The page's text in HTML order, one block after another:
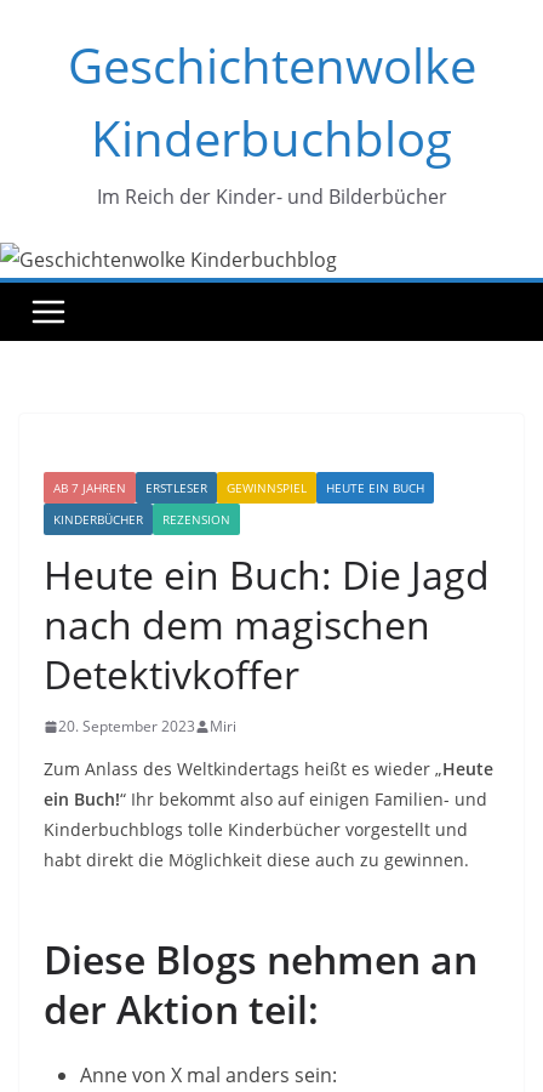
springenGeschichtenwolke
Kinderbuchblog
Im Reich der Kinder- und Bilderbücher
AB 7 JAHREN ERSTLESER GEWINNSPIEL
HEUTE EIN BUCH
KINDERBÜCHER
REZENSION
Heute ein Buch: Die Jagd
nach dem magischen
Detektivkoffer
20. September 2023 Miri
Zum Anlass des Weltkindertags heißt es wieder „Heute
ein Buch!“ Ihr bekommt also auf einigen Familien- und
Kinderbuchblogs tolle Kinderbücher vorgestellt und
habt direkt die Möglichkeit diese auch zu gewinnen.
Diese Blogs nehmen an
der Aktion teil:
Anne von X mal anders sein: